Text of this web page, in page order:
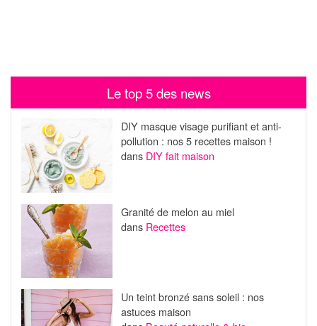
Le top 5 des news
DIY masque visage purifiant et anti-
pollution : nos 5 recettes maison !
dans DIY fait maison
Granité de melon au miel
dans Recettes
Un teint bronzé sans soleil : nos
astuces maison